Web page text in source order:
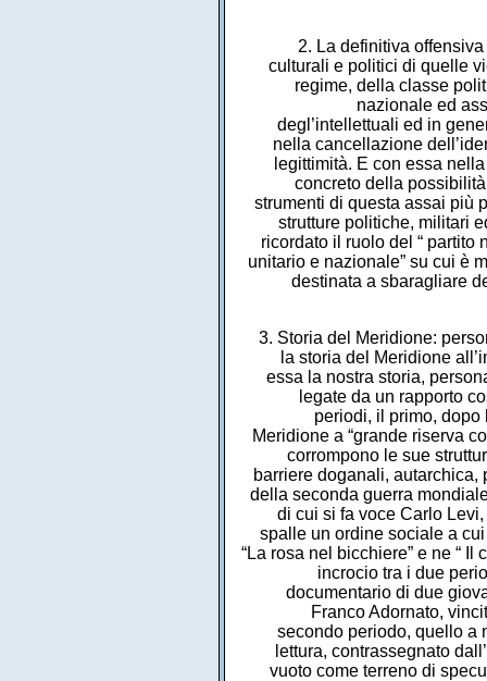
2. La definitiva
culturali e politici di quelle
regime, della classe
nazionale ed
degl’intellettuali ed in
nella cancellazione
legittimità. E con essa
concreto della
strumenti di questa assai più
strutture politiche, militari
ricordato il ruolo del “ partito
unitario e nazionale” su cui è
destinata a sbaragliare
3. Storia del Meridione:
la storia del Meridione
essa la nostra storia,
legate da un rapporto
periodi, il primo,
Meridione a “grande riserva
corrompono le sue
barriere doganali,
della seconda guerra
di cui si fa voce Carlo
spalle un ordine sociale a
“La rosa nel bicchiere” e ne “
incrocio tra i due
documentario di due
Franco Adornato,
secondo periodo, quello a
lettura, contrassegnato
vuoto come terreno di